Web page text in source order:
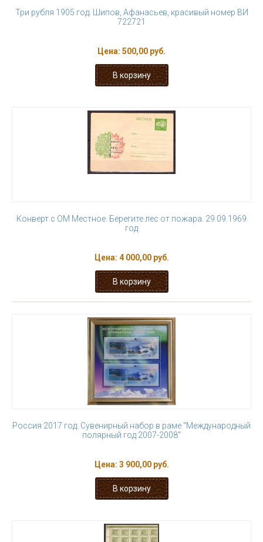
Три рубля 1905 год. Шипов, Афанасьев, красивый номер ВИ
722721
Цена: 500,00 руб.
Конверт с ОМ Местное. Берегите лес от пожара. 29.09.1969
год
Цена: 4 000,00 руб.
Россия 2017 год. Сувенирный набор в раме "Международный
полярный год 2007-2008"
Цена: 3 900,00 руб.